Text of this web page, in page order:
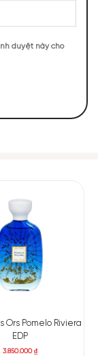
Cây Tuyết
duyệt này cho
Ors Pomelo Riviera
EDP
3.850.000₫